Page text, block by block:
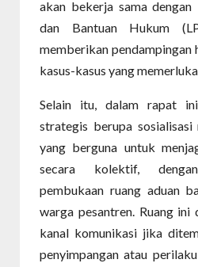
akan bekerja sama dengan
dan Bantuan Hukum
memberikan pendampingan
kasus-kasus yang
Selain itu, dalam rapat
strategis berupa
yang berguna untuk
secara kolektif, dengan
pembukaan ruang aduan
warga pesantren. Ruang ini
kanal komunikasi jika
penyimpangan atau